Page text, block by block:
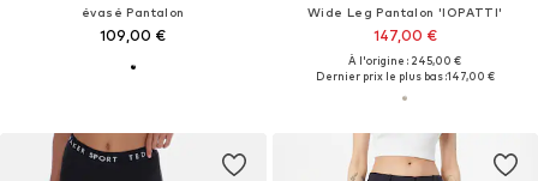
évasé Pantalon
109,00 €
Wide Leg Pantalon 'IOPATTI'
147,00 €
À l'origine : 245,00 €
Dernier prix le plus bas :147,00 €